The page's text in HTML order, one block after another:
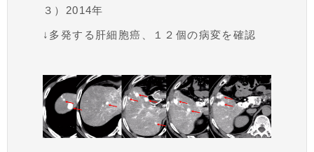
３）2014年
↓多発する肝細胞癌、１２個の病変を確認